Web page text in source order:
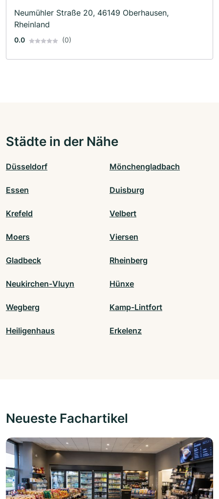
Neumühler Straße 20, 46149 Oberhausen,
Rheinland
0.0 (0)
Städte in der Nähe
Düsseldorf Mönchengladbach
Essen Duisburg
Krefeld Velbert
Moers Viersen
Gladbeck Rheinberg
Neukirchen-Vluyn Hünxe
Wegberg Kamp-Lintfort
Heiligenhaus Erkelenz
Neueste Fachartikel